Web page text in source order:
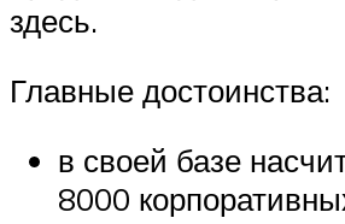
здесь.
Главные достоинства:
в своей базе
8000